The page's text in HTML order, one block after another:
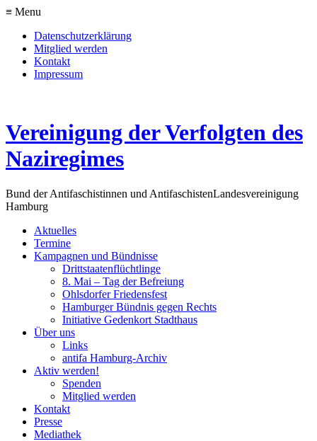
≡ Menu
Datenschutzerklärung
Mitglied werden
Kontakt
Impressum
Vereinigung der Verfolgten des
Naziregimes
Bund der Antifaschistinnen und AntifaschistenLandesvereinigung
Hamburg
Aktuelles
Termine
Kampagnen und Bündnisse
Drittstaatenflüchtlinge
8. Mai – Tag der Befreiung
Ohlsdorfer Friedensfest
Hamburger Bündnis gegen Rechts
Initiative Gedenkort Stadthaus
Über uns
Links
antifa Hamburg-Archiv
Aktiv werden!
Spenden
Mitglied werden
Kontakt
Presse
Mediathek